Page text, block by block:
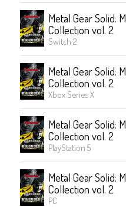
Metal Gear Solid:
Collection vol. 2
Switch 2
Metal Gear Solid:
Collection vol. 2
Xbox Series X
Metal Gear Solid:
Collection vol. 2
PlayStation 5
Metal Gear Solid:
Collection vol. 2
PC